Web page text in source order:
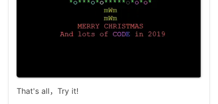
That's all，Try it!